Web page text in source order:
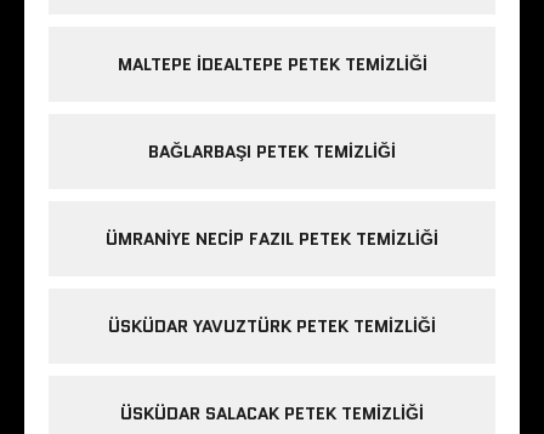
MALTEPE IDEALTEPE PETEK TEMIZLIĞI
BAĞLARBAŞI PETEK TEMIZLIĞI
ÜMRANIYE NECIP FAZIL PETEK TEMIZLIĞI
ÜSKÜDAR YAVUZTÜRK PETEK TEMIZLIĞI
ÜSKÜDAR SALACAK PETEK TEMIZLIĞI